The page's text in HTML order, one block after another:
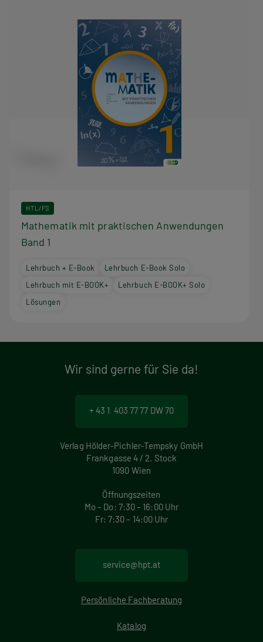
HTL/FS
Mathematik mit praktischen Anwendungen
Band 1
Lehrbuch + E-Book
Lehrbuch E-Book Solo
Lehrbuch mit E-BOOK+
Lehrbuch E-BOOK+ Solo
Lösungen
Wir sind gerne für Sie da!
+ 43 1 403 77 77 DW 70
Verlag Hölder-Pichler-Tempsky GmbH
Frankgasse 4 / 2. Stock
1090 Wien
Öffnungszeiten
Mo – Do: 7:30 – 16:00 Uhr
Fr: 7:30 – 14:00 Uhr
service@hpt.at
Persönliche Fachberatung
Katalog